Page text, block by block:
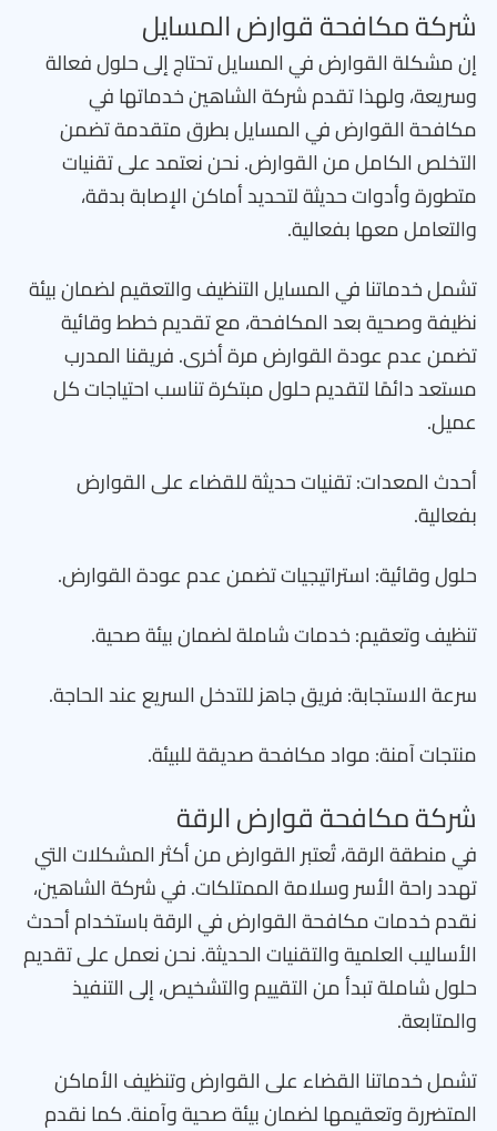
شركة مكافحة قوارض المسايل
إن مشكلة القوارض في المسايل تحتاج إلى حلول فعالة
وسريعة، ولهذا تقدم شركة الشاهين خدماتها في
مكافحة القوارض في المسايل بطرق متقدمة تضمن
التخلص الكامل من القوارض. نحن نعتمد على تقنيات
متطورة وأدوات حديثة لتحديد أماكن الإصابة بدقة،
والتعامل معها بفعالية.
تشمل خدماتنا في المسايل التنظيف والتعقيم لضمان بيئة
نظيفة وصحية بعد المكافحة، مع تقديم خطط وقائية
تضمن عدم عودة القوارض مرة أخرى. فريقنا المدرب
مستعد دائمًا لتقديم حلول مبتكرة تناسب احتياجات كل
عميل.
أحدث المعدات: تقنيات حديثة للقضاء على القوارض
بفعالية.
حلول وقائية: استراتيجيات تضمن عدم عودة القوارض.
تنظيف وتعقيم: خدمات شاملة لضمان بيئة صحية.
سرعة الاستجابة: فريق جاهز للتدخل السريع عند الحاجة.
منتجات آمنة: مواد مكافحة صديقة للبيئة.
شركة مكافحة قوارض الرقة
في منطقة الرقة، تُعتبر القوارض من أكثر المشكلات التي
تهدد راحة الأسر وسلامة الممتلكات. في شركة الشاهين،
نقدم خدمات مكافحة القوارض في الرقة باستخدام أحدث
الأساليب العلمية والتقنيات الحديثة. نحن نعمل على تقديم
حلول شاملة تبدأ من التقييم والتشخيص، إلى التنفيذ
والمتابعة.
تشمل خدماتنا القضاء على القوارض وتنظيف الأماكن
المتضررة وتعقيمها لضمان بيئة صحية وآمنة. كما نقدم